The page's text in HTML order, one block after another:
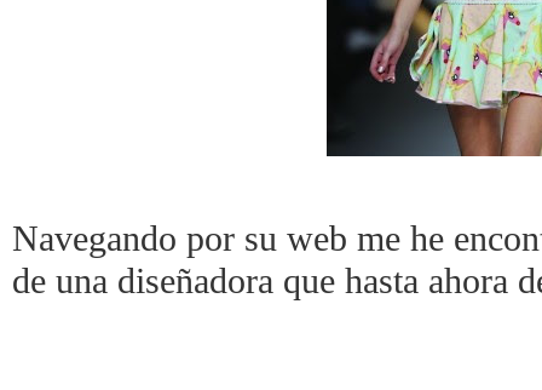
Navegando por su web me he
de una diseñadora que hasta ahora